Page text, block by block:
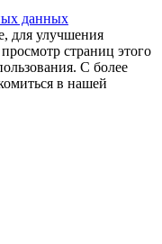
данных
для улучшения
страниц этого
С более
в нашей